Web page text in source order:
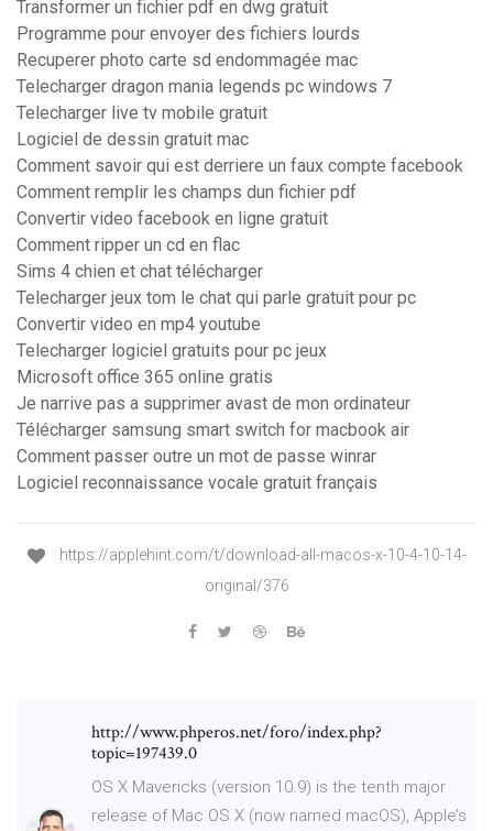
Transformer un fichier pdf en dwg gratuit
Programme pour envoyer des fichiers lourds
Recuperer photo carte sd endommagée mac
Telecharger dragon mania legends pc windows 7
Telecharger live tv mobile gratuit
Logiciel de dessin gratuit mac
Comment savoir qui est derriere un faux compte facebook
Comment remplir les champs dun fichier pdf
Convertir video facebook en ligne gratuit
Comment ripper un cd en flac
Sims 4 chien et chat télécharger
Telecharger jeux tom le chat qui parle gratuit pour pc
Convertir video en mp4 youtube
Telecharger logiciel gratuits pour pc jeux
Microsoft office 365 online gratis
Je narrive pas a supprimer avast de mon ordinateur
Télécharger samsung smart switch for macbook air
Comment passer outre un mot de passe winrar
Logiciel reconnaissance vocale gratuit français
https://applehint.com/t/download-all-macos-x-10-4-10-14-
original/376
http://www.phperos.net/foro/index.php?
topic=197439.0
OS X Mavericks (version 10.9) is the tenth major
release of Mac OS X (now named macOS), Apple’s